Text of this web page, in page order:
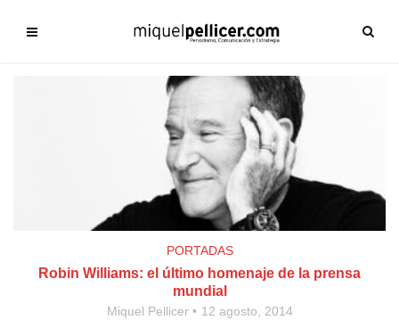
PORTADAS
Robin Williams: el último homenaje de la prensa
mundial
Miquel Pellicer 12 agosto, 2014